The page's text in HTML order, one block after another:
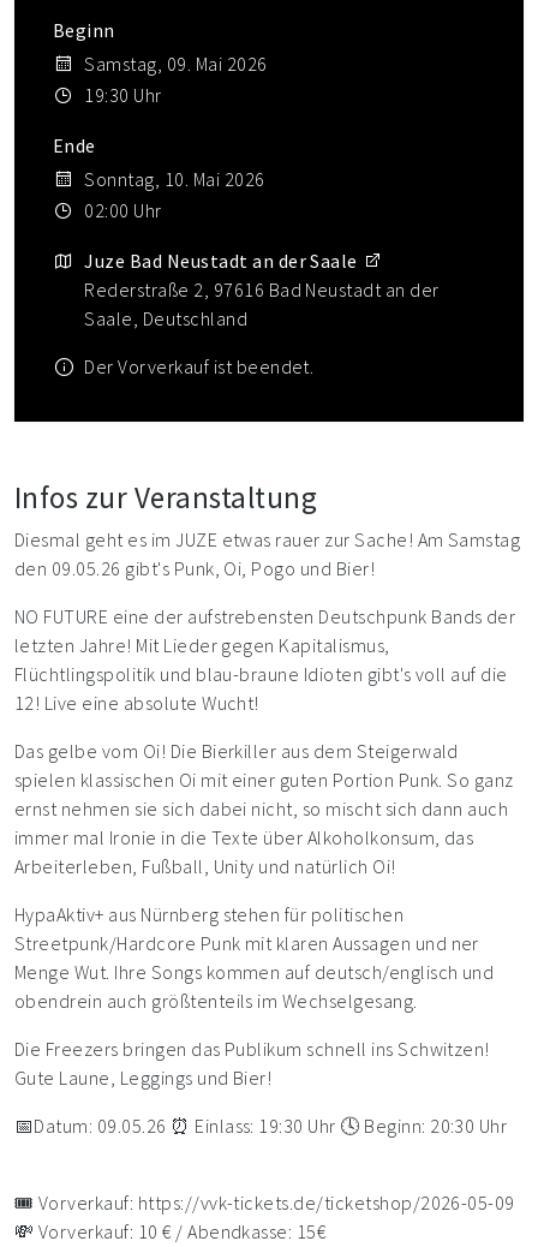
Beginn
Samstag, 09. Mai 2026
19:30 Uhr
Ende
Sonntag, 10. Mai 2026
02:00 Uhr
Juze Bad Neustadt an der Saale
Rederstraße 2, 97616 Bad Neustadt an der
Saale, Deutschland
Der Vorverkauf ist beendet.
Infos zur Veranstaltung
Diesmal geht es im JUZE etwas rauer zur Sache! Am Samstag
den 09.05.26 gibt's Punk, Oi, Pogo und Bier!
NO FUTURE eine der aufstrebensten Deutschpunk Bands der
letzten Jahre! Mit Lieder gegen Kapitalismus,
Flüchtlingspolitik und blau-braune Idioten gibt's voll auf die
12! Live eine absolute Wucht!
Das gelbe vom Oi! Die Bierkiller aus dem Steigerwald
spielen klassischen Oi mit einer guten Portion Punk. So ganz
ernst nehmen sie sich dabei nicht, so mischt sich dann auch
immer mal Ironie in die Texte über Alkoholkonsum, das
Arbeiterleben, Fußball, Unity und natürlich Oi!
HypaAktiv+ aus Nürnberg stehen für politischen
Streetpunk/Hardcore Punk mit klaren Aussagen und ner
Menge Wut. Ihre Songs kommen auf deutsch/englisch und
obendrein auch größtenteils im Wechselgesang.
Die Freezers bringen das Publikum schnell ins Schwitzen!
Gute Laune, Leggings und Bier!
📅Datum: 09.05.26 ⏰ Einlass: 19:30 Uhr 🕓 Beginn: 20:30 Uhr
🎟️ Vorverkauf: https://vvk-tickets.de/ticketshop/2026-05-09
💸 Vorverkauf: 10 € / Abendkasse: 15€